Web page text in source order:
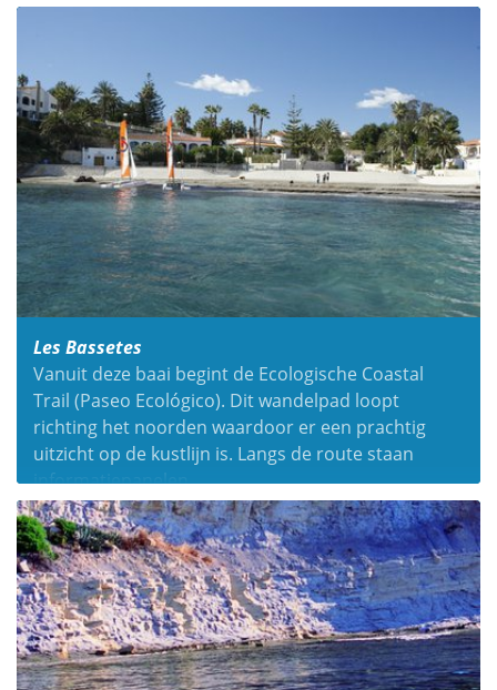
prachtig uitzicht op de kustlijn Benissa en Calpe.
Les Bassetes
Vanuit deze baai begint de Ecologische Coastal
Trail (Paseo Ecológico). Dit wandelpad loopt
richting het noorden waardoor er een prachtig
uitzicht op de kustlijn is. Langs de route staan
informatiepanelen.